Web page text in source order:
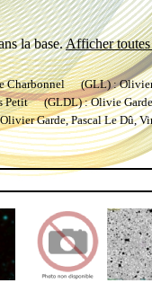
la base.Afficher toutes
Charbonnel (GLL) :
Petit (GLDL) : Olivie
Garde, Pascal Le Dû,